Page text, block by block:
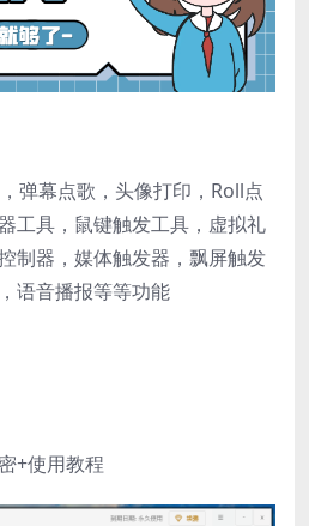
弹幕点歌，头像打印，Roll点
工具，鼠键触发工具，虚拟礼
制器，媒体触发器，飘屏触发
语音播报等等功能
+使用教程